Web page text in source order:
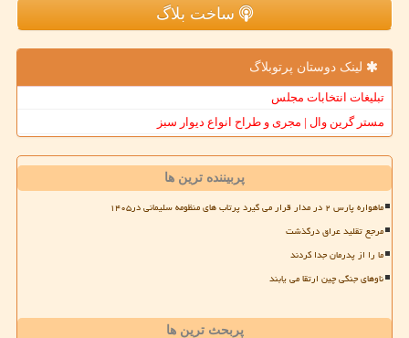
ساخت بلاگ
لینک دوستان پرتوبلاگ
تبلیغات انتخابات مجلس
مستر گرین وال | مجری و طراح انواع دیوار سبز
پربیننده ترین ها
ماهواره پارس ۲ در مدار قرار می گیرد پرتاب های منظومه سلیمانی در۱۴۰۵
مرجع تقلید عراق درگذشت
ما را از پدرمان جدا کردند
ناوهای جنگی چین ارتقا می یابند
پربحث ترین ها